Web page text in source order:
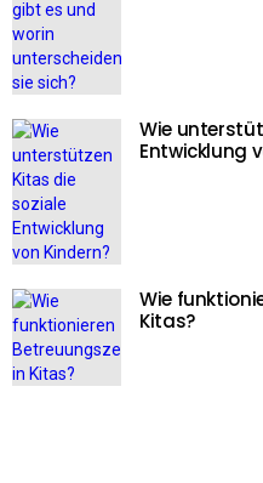
Wie
Entwicklung
Wie
Kitas?